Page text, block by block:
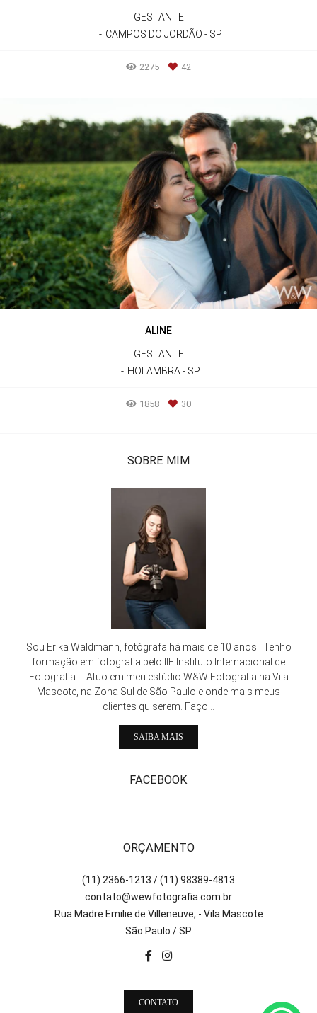
GESTANTE
CAMPOS DO JORDÃO - SP
2275 42
ALINE
GESTANTE
HOLAMBRA - SP
1858 30
SOBRE MIM
Sou Erika Waldmann, fotógrafa há mais de 10 anos. Tenho
formação em fotografia pelo IIF Instituto Internacional de
Fotografia. . Atuo em meu estúdio W&W Fotografia na Vila
Mascote, na Zona Sul de São Paulo e onde mais meus
clientes quiserem. Faço...
SAIBA MAIS
FACEBOOK
ORÇAMENTO
(11) 2366-1213 / (11) 98389-4813
contato@wewfotografia.com.br
Rua Madre Emilie de Villeneuve, - Vila Mascote
São Paulo / SP
CONTATO